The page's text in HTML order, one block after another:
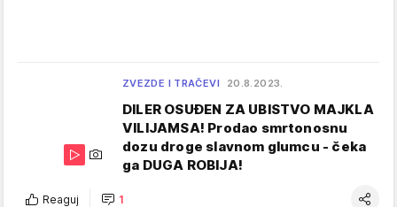
ZVEZDE I TRAČEVI 20.8.2023.
DILER OSUĐEN ZA UBISTVO MAJKLA
VILIJAMSA! Prodao smrtonosnu
dozu droge slavnom glumcu - čeka
ga DUGA ROBIJA!
Reaguj 1